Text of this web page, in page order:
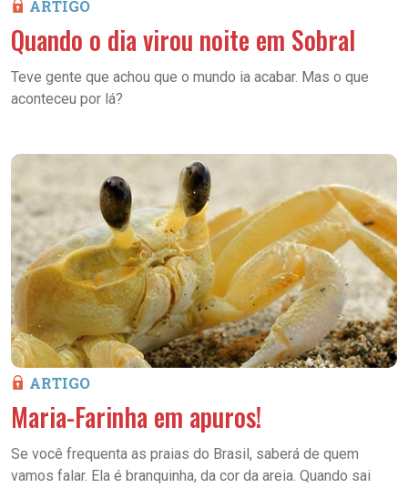
ARTIGO
Quando o dia virou noite em Sobral
Teve gente que achou que o mundo ia acabar. Mas o que
aconteceu por lá?
ARTIGO
Maria-Farinha em apuros!
Se você frequenta as praias do Brasil, saberá de quem
vamos falar. Ela é branquinha, da cor da areia. Quando sai